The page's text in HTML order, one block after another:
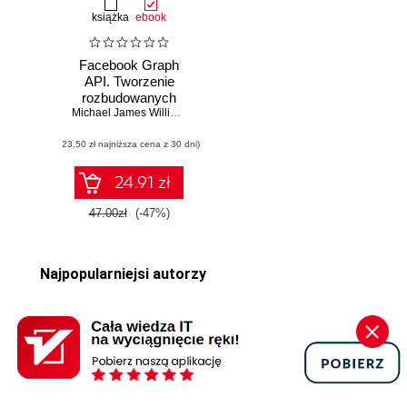
książka ebook
Facebook Graph
API. Tworzenie
rozbudowanych
rozwiązań weMichael James Williams
(23,50 zł najniższa cena z 30 dni)
24.91 zł
47.00zł (-47%)
Najpopularniejsi autorzy
Michael Albada
Adam Józefiok